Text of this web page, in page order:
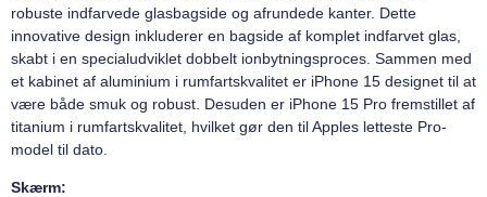
robuste indfarvede glasbagside og afrundede kanter. Dette
innovative design inkluderer en bagside af komplet indfarvet glas,
skabt i en specialudviklet dobbelt ionbytningsproces. Sammen med
et kabinet af aluminium i rumfartskvalitet er iPhone 15 designet til at
være både smuk og robust. Desuden er iPhone 15 Pro fremstillet af
titanium i rumfartskvalitet, hvilket gør den til Apples letteste Pro-
model til dato.
Skærm: